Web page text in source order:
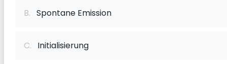
B. Spontane Emission
C. Initialisierung